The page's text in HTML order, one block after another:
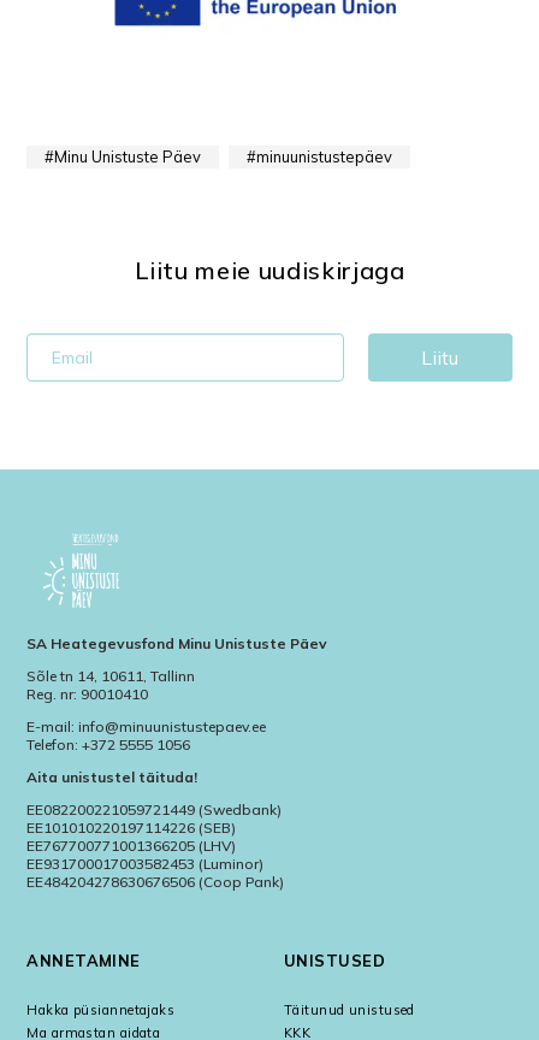
Minu Unistuste Päev minuunistustepäev
Liitu meie uudiskirjaga
Liitu
SA Heategevusfond Minu Unistuste Päev
Sõle tn 14, 10611, Tallinn
Reg. nr: 90010410
E-mail: info@minuunistustepaev.ee
Telefon: +372 5555 1056
Aita unistustel täituda!
EE082200221059721449 (Swedbank)
EE101010220197114226 (SEB)
EE767700771001366205 (LHV)
EE931700017003582453 (Luminor)
EE484204278630676506 (Coop Pank)
ANNETAMINE
Hakka püsiannetajaks
Ma armastan aidata
UNISTUSED
Täitunud unistused
KKK